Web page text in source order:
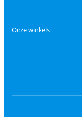
Onze winkels